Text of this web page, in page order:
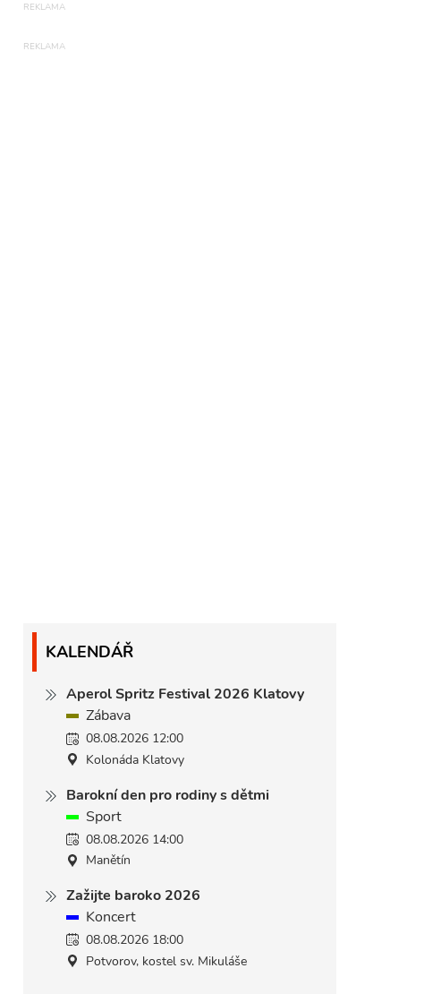
KALENDÁŘ
Aperol Spritz Festival 2026 Klatovy
Zábava
08.08.2026 12:00
Kolonáda Klatovy
Barokní den pro rodiny s dětmi
Sport
08.08.2026 14:00
Manětín
Zažijte baroko 2026
Koncert
08.08.2026 18:00
Potvorov, kostel sv. Mikuláše